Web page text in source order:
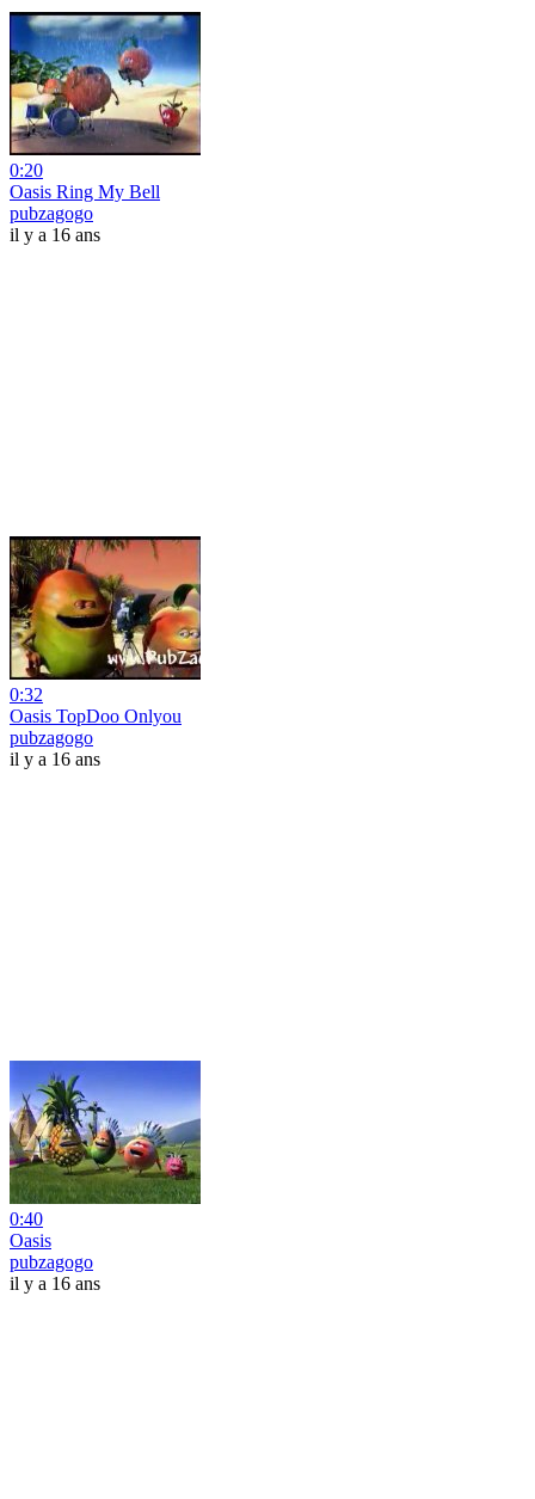
0:20
Oasis Ring My Bell
pubzagogo
il y a 16 ans
0:32
Oasis TopDoo Onlyou
pubzagogo
il y a 16 ans
0:40
Oasis
pubzagogo
il y a 16 ans